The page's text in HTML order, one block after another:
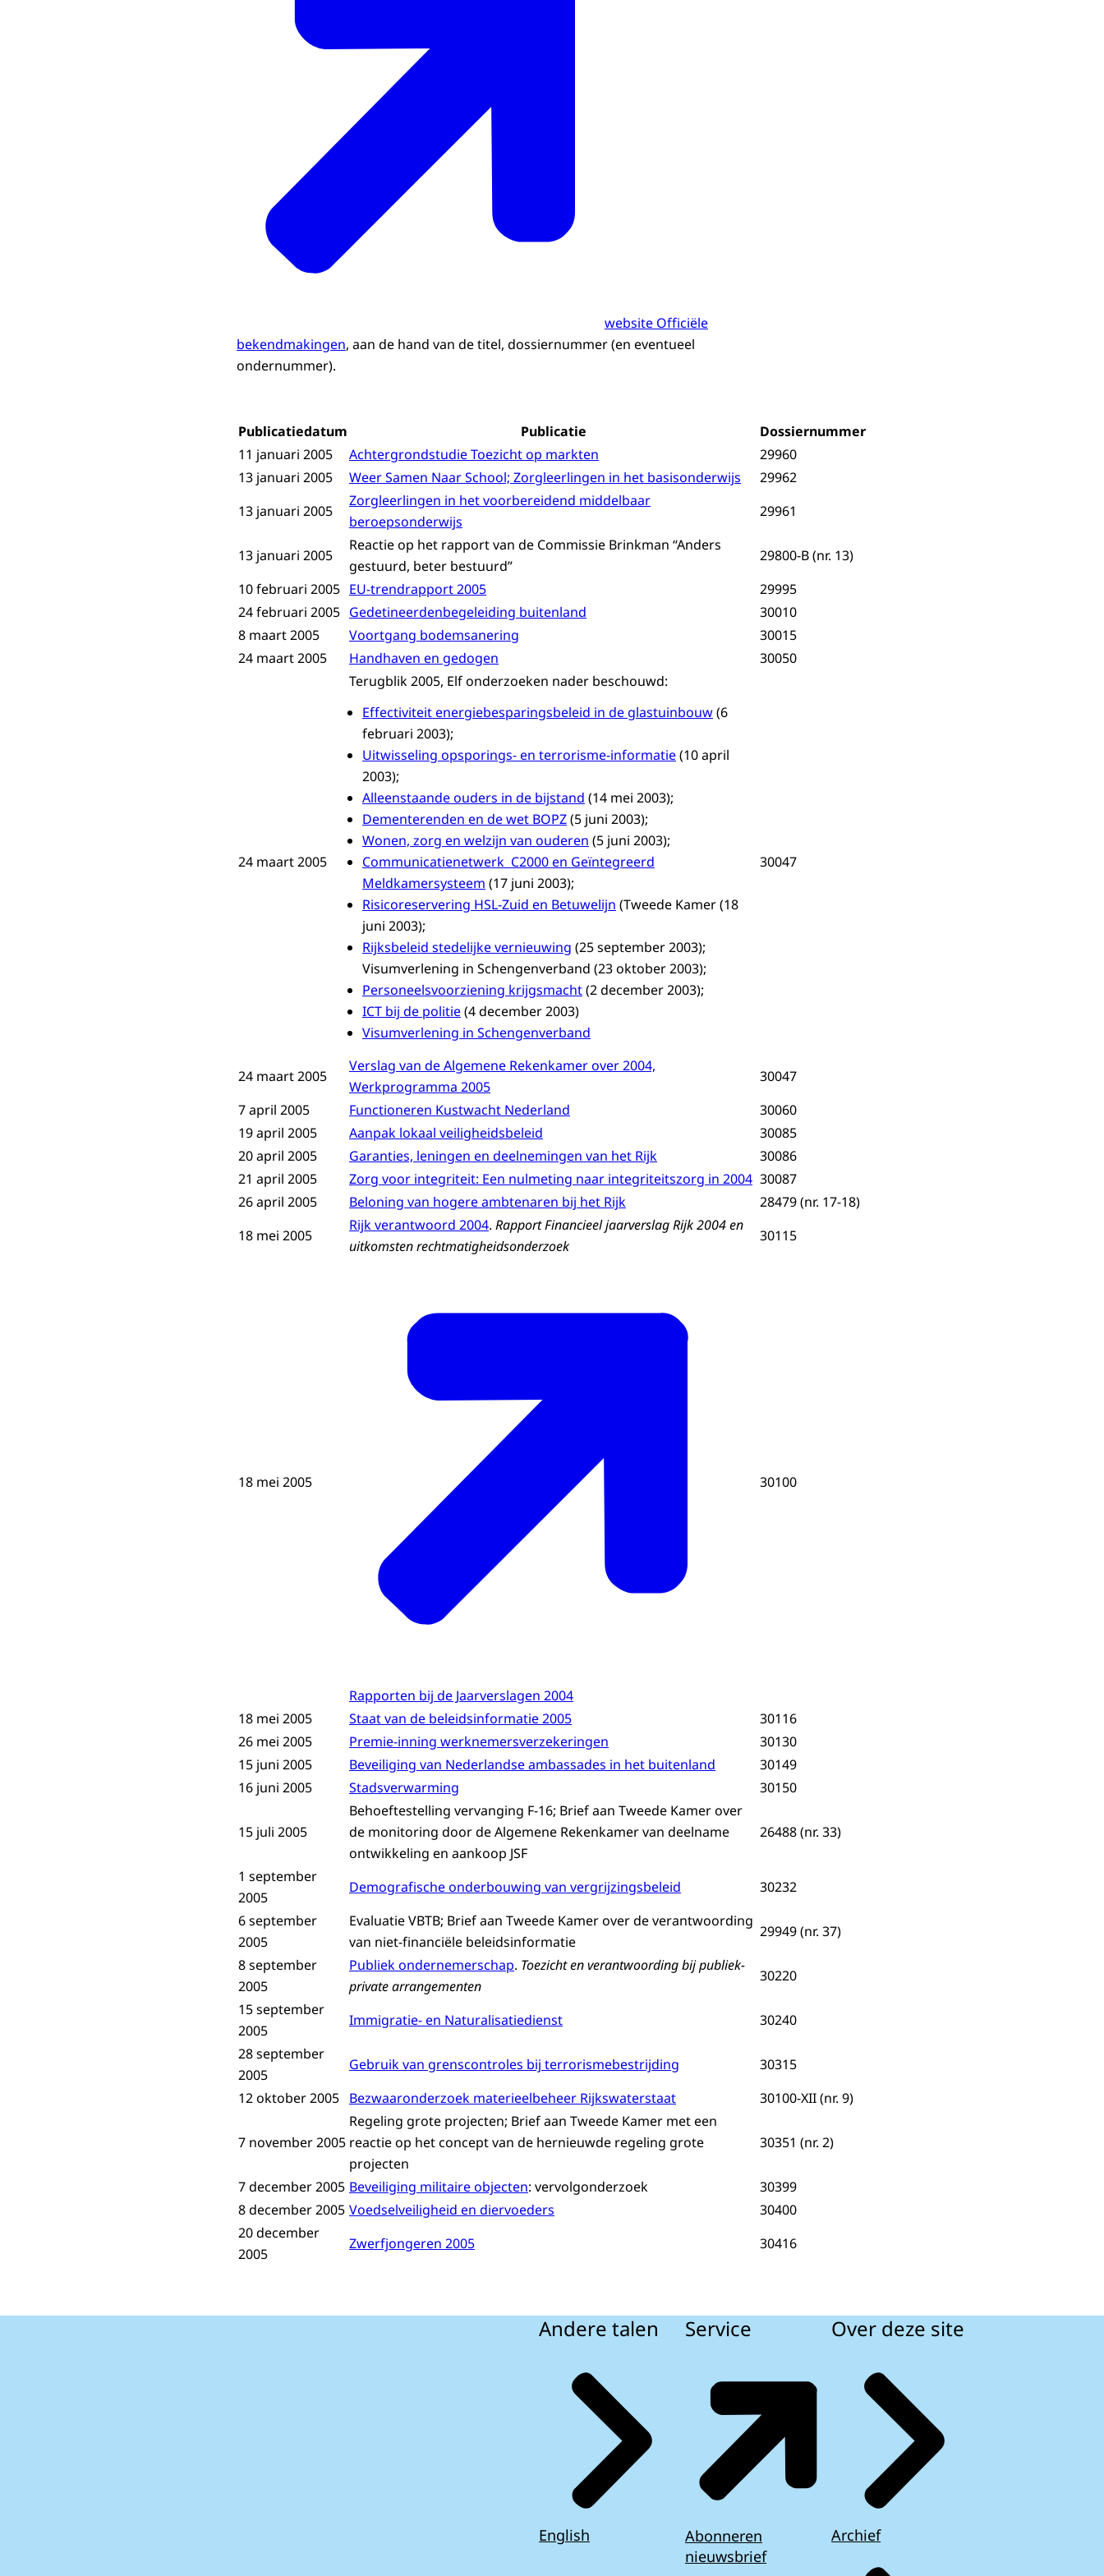
website Officiële
bekendmakingen, aan de hand van de titel, dossiernummer (en eventueel
ondernummer).
Publicatiedatum Publicatie
Dossiernummer
11 januari 2005
Achtergrondstudie Toezicht op markten
29960
13 januari 2005
Weer Samen Naar School; Zorgleerlingen in het basisonderwijs
29962
13 januari 2005
Zorgleerlingen in het voorbereidend middelbaar
beroepsonderwijs
29961
13 januari 2005
Reactie op het rapport van de Commissie Brinkman “Anders
gestuurd, beter bestuurd”
29800-B (nr. 13)
10 februari 2005 EU-trendrapport 2005
29995
24 februari 2005 Gedetineerdenbegeleiding buitenland
30010
8 maart 2005
Voortgang bodemsanering
30015
24 maart 2005
Handhaven en gedogen 30050
24 maart 2005
Terugblik 2005, Elf onderzoeken nader beschouwd:
Effectiviteit energiebesparingsbeleid in de glastuinbouw(6
februari 2003);
Uitwisseling opsporings- en terrorisme-informatie(10 april
2003);
Alleenstaande ouders in de bijstand (14 mei 2003);
Dementerenden en de wet BOPZ(5 juni 2003);
Wonen, zorg en welzijn van ouderen (5 juni 2003);
Communicatienetwerk C2000 en Geïntegreerd
Meldkamersysteem (17 juni 2003);
Risicoreservering HSL-Zuid en Betuwelijn (Tweede Kamer (18
juni 2003);
Rijksbeleid stedelijke vernieuwing (25 september 2003);
Visumverlening in Schengenverband (23 oktober 2003);
Personeelsvoorziening krijgsmacht(2 december 2003);
ICT bij de politie(4 december 2003)
Visumverlening in Schengenverband
30047
24 maart 2005
Verslag van de Algemene Rekenkamer over 2004,
Werkprogramma 2005
30047
7 april 2005
Functioneren Kustwacht Nederland
30060
19 april 2005
Aanpak lokaal veiligheidsbeleid
30085
20 april 2005
Garanties, leningen en deelnemingen van het Rijk
30086
21 april 2005
Zorg voor integriteit: Een nulmeting naar integriteitszorg in 2004 30087
26 april 2005
Beloning van hogere ambtenaren bij het Rijk
28479 (nr. 17-18)
18 mei 2005
Rijk verantwoord 2004. Rapport Financieel jaarverslag Rijk 2004 en
uitkomsten rechtmatigheidsonderzoek
30115
18 mei 2005
Rapporten bij de Jaarverslagen 2004
30100
18 mei 2005 Staat van de beleidsinformatie 2005
30116
26 mei 2005
Premie-inning werknemersverzekeringen
30130
15 juni 2005
Beveiliging van Nederlandse ambassades in het buitenland
30149
16 juni 2005
Stadsverwarming 30150
15 juli 2005
Behoeftestelling vervanging F-16; Brief aan Tweede Kamer over
de monitoring door de Algemene Rekenkamer van deelname
ontwikkeling en aankoop JSF
26488 (nr. 33)
1 september
2005
Demografische onderbouwing van vergrijzingsbeleid
30232
6 september
2005
Evaluatie VBTB; Brief aan Tweede Kamer over de verantwoording
van niet-financiële beleidsinformatie
29949 (nr. 37)
8 september
2005
Publiek ondernemerschap. Toezicht en verantwoording bij publiek-
private arrangementen
30220
15 september
2005
Immigratie- en Naturalisatiedienst
30240
28 september
2005
Gebruik van grenscontroles bij terrorismebestrijding
30315
12 oktober 2005 Bezwaaronderzoek materieelbeheer Rijkswaterstaat 30100-XII (nr. 9)
7 november 2005
Regeling grote projecten; Brief aan Tweede Kamer met een
reactie op het concept van de hernieuwde regeling grote
projecten
30351 (nr. 2)
7 december 2005 Beveiliging militaire objecten: vervolgonderzoek
30399
8 december 2005 Voedselveiligheid en diervoeders
30400
20 december
2005
Zwerfjongeren 2005 30416
Andere talen
English
Service
Abonneren
nieuwsbrief
Over deze site
Archief